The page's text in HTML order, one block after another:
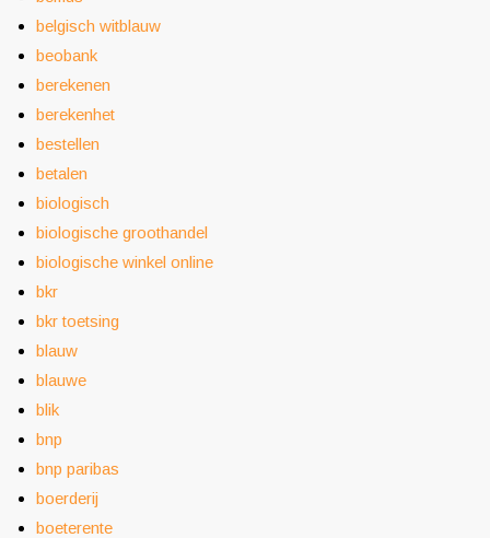
belgisch witblauw
beobank
berekenen
berekenhet
bestellen
betalen
biologisch
biologische groothandel
biologische winkel online
bkr
bkr toetsing
blauw
blauwe
blik
bnp
bnp paribas
boerderij
boeterente